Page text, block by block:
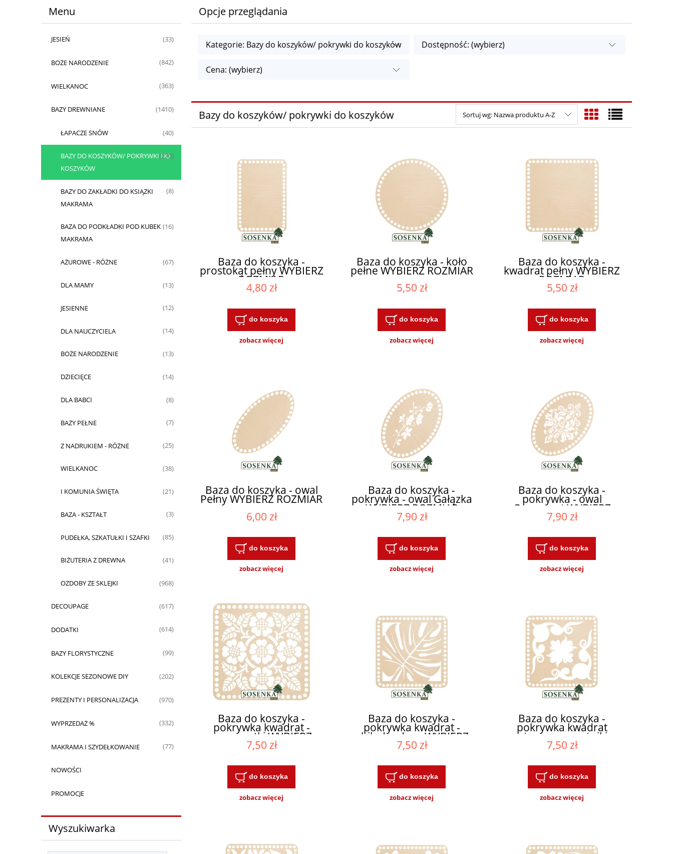
Menu
JESIEŃ (33)
BOŻE NARODZENIE (842)
WIELKANOC (363)
BAZY DREWNIANE (1410)
ŁAPACZE SNÓW (40)
BAZY DO KOSZYKÓW/ POKRYWKI DO
KOSZYKÓW
(270)
BAZY DO ZAKŁADKI DO KSIĄZKI
MAKRAMA
(8)
BAZA DO PODKŁADKI POD KUBEK
MAKRAMA
(16)
AŻUROWE - RÓŻNE (67)
DLA MAMY (13)
JESIENNE (12)
DLA NAUCZYCIELA (14)
BOŻE NARODZENIE (13)
DZIECIĘCE (14)
DLA BABCI (8)
BAZY PEŁNE (7)
Z NADRUKIEM - RÓŻNE (25)
WIELKANOC (38)
I KOMUNIA ŚWIĘTA (21)
BAZA - KSZTAŁT (3)
PUDEŁKA, SZKATUŁKI I SZAFKI (85)
BIŻUTERIA Z DREWNA (41)
OZDOBY ZE SKLEJKI (968)
DECOUPAGE (617)
DODATKI (614)
BAZY FLORYSTYCZNE (99)
KOLEKCJE SEZONOWE DIY (202)
PREZENTY I PERSONALIZACJA (970)
WYPRZEDAŻ % (332)
MAKRAMA I SZYDEŁKOWANIE (77)
NOWOŚCI
PROMOCJE
Wyszukiwarka
Opcje przeglądania
Kategorie: Bazy do koszyków/ pokrywki do koszyków Dostępność: (wybierz)
Cena: (wybierz)
Bazy do koszyków/ pokrywki do koszyków Sortuj wg: Nazwa produktu A-Z
Baza do koszyka -
prostokąt pełny WYBIERZ
ROZMIAR
4,80 zł
do koszyka
zobacz więcej
Baza do koszyka - koło
pełne WYBIERZ ROZMIAR
5,50 zł
do koszyka
zobacz więcej
Baza do koszyka -
kwadrat pełny WYBIERZ
ROZMIAR
5,50 zł
do koszyka
zobacz więcej
Baza do koszyka - owal
Pełny WYBIERZ ROZMIAR
6,00 zł
do koszyka
zobacz więcej
Baza do koszyka -
pokrywka - owal Gałązka
WYBIERZ ROZMIAR
7,90 zł
do koszyka
zobacz więcej
Baza do koszyka -
pokrywka - owal
Ornament WYBIERZ
ROZMIAR
7,90 zł
do koszyka
zobacz więcej
Baza do koszyka -
pokrywka kwadrat -
margaretki WYBIERZ
ROZMIAR
7,50 zł
do koszyka
zobacz więcej
Baza do koszyka -
pokrywka kwadrat -
philodendron WYBIERZ
ROZMIAR
7,50 zł
do koszyka
zobacz więcej
Baza do koszyka -
pokrywka kwadrat
ażurowe narożniki
WYBIERZ ROZMIAR
7,50 zł
do koszyka
zobacz więcej